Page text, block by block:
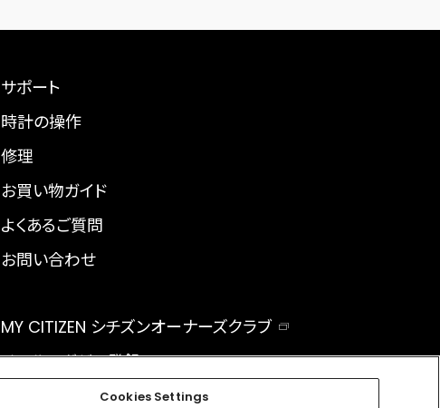
サポート
時計の操作
修理
お買い物ガイド
よくあるご質問
お問い合わせ
MY CITIZEN シチズンオーナーズクラブ
メールマガジン登録
Cookies Settings